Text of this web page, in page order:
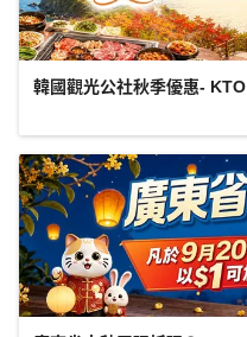
韓國觀光公社秋季優惠- KTO